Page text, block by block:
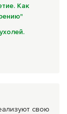
свою
Как